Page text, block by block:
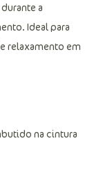
a
Ideal para
relaxamento em
na cintura